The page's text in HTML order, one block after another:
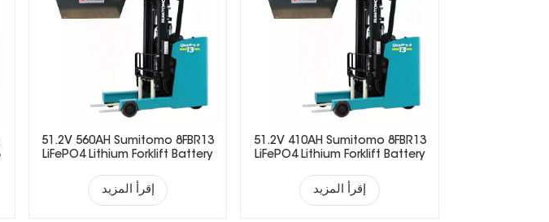
51.2V 560AH Sumitomo 8FBR13
LiFePO4 Lithium Forklift Battery
إقرأ المزيد
51.2V 410AH Sumitomo 8FBR13
LiFePO4 Lithium Forklift Battery
إقرأ المزيد